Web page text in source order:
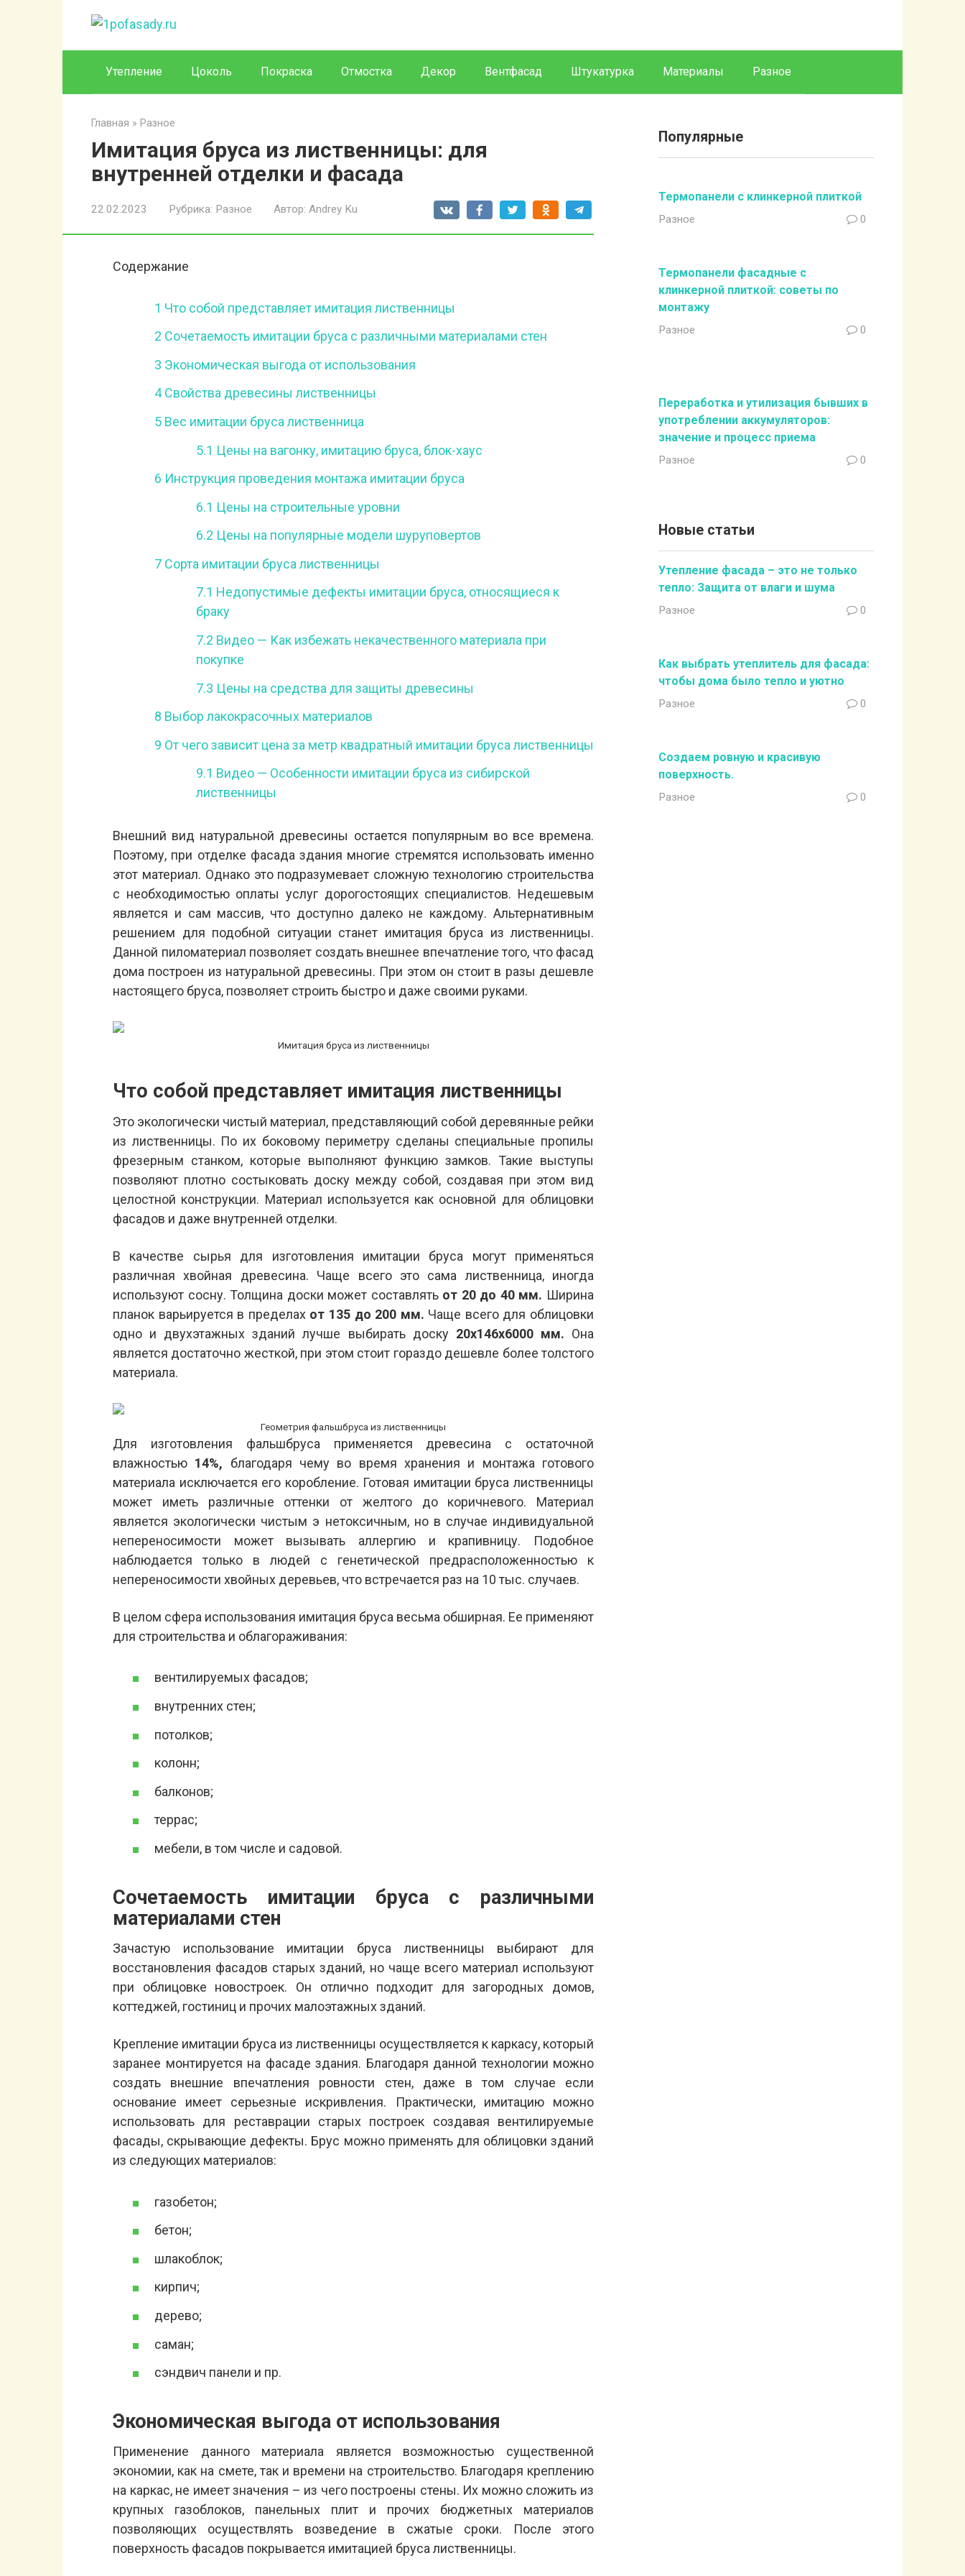
Утепление Цоколь Покраска Отмостка Декор Вентфасад Штукатурка Материалы Разное
Главная » Разное
Имитация бруса из лиственницы: для
внутренней отделки и фасада
22.02.2023 Рубрика: Разное Автор: Andrey Ku
Содержание
1 Что собой представляет имитация лиственницы
2 Сочетаемость имитации бруса с различными материалами стен
3 Экономическая выгода от использования
4Свойства древесины лиственницы
5 Вес имитации бруса лиственница
5.1 Цены на вагонку, имитацию бруса, блок-хаус
6 Инструкция проведения монтажа имитации бруса
6.1 Цены на строительные уровни
6.2 Цены на популярные модели шуруповертов
7 Сорта имитации бруса лиственницы
7.1 Недопустимые дефекты имитации бруса, относящиеся к
браку
7.2 Видео — Как избежать некачественного материала при
покупке
7.3 Цены на средства для защиты древесины
8 Выбор лакокрасочных материалов
9 От чего зависит цена за метр квадратный имитации бруса лиственницы
9.1 Видео — Особенности имитации бруса из сибирской
лиственницы
Внешний вид натуральной древесины остается популярным во все времена.
Поэтому, при отделке фасада здания многие стремятся использовать именно
этот материал. Однако это подразумевает сложную технологию строительства
с необходимостью оплаты услуг дорогостоящих специалистов. Недешевым
является и сам массив, что доступно далеко не каждому. Альтернативным
решением для подобной ситуации станет имитация бруса из лиственницы.
Данной пиломатериал позволяет создать внешнее впечатление того, что фасад
дома построен из натуральной древесины. При этом он стоит в разы дешевле
настоящего бруса, позволяет строить быстро и даже своими руками.
Имитация бруса из лиственницы
Что собой представляет имитация лиственницы
Это экологически чистый материал, представляющий собой деревянные рейки
из лиственницы. По их боковому периметру сделаны специальные пропилы
фрезерным станком, которые выполняют функцию замков. Такие выступы
позволяют плотно состыковать доску между собой, создавая при этом вид
целостной конструкции. Материал используется как основной для облицовки
фасадов и даже внутренней отделки.
В качестве сырья для изготовления имитации бруса могут применяться
различная хвойная древесина. Чаще всего это сама лиственница, иногда
используют сосну. Толщина доски может составлять от 20 до 40 мм. Ширина
планок варьируется в пределах от 135 до 200 мм. Чаще всего для облицовки
одно и двухэтажных зданий лучше выбирать доску 20x146x6000 мм. Она
является достаточно жесткой, при этом стоит гораздо дешевле более толстого
материала.
Геометрия фальшбруса из лиственницы
Для изготовления фальшбруса применяется древесина с остаточной
влажностью 14%, благодаря чему во время хранения и монтажа готового
материала исключается его коробление. Готовая имитации бруса лиственницы
может иметь различные оттенки от желтого до коричневого. Материал
является экологически чистым э нетоксичным, но в случае индивидуальной
непереносимости может вызывать аллергию и крапивницу. Подобное
наблюдается только в людей с генетической предрасположенностью к
непереносимости хвойных деревьев, что встречается раз на 10 тыс. случаев.
В целом сфера использования имитация бруса весьма обширная. Ее применяют
для строительства и облагораживания:
вентилируемых фасадов;
внутренних стен;
потолков;
колонн;
балконов;
террас;
мебели, в том числе и садовой.
Сочетаемость имитации бруса с различными
материалами стен
Зачастую использование имитации бруса лиственницы выбирают для
восстановления фасадов старых зданий, но чаще всего материал используют
при облицовке новостроек. Он отлично подходит для загородных домов,
коттеджей, гостиниц и прочих малоэтажных зданий.
Крепление имитации бруса из лиственницы осуществляется к каркасу, который
заранее монтируется на фасаде здания. Благодаря данной технологии можно
создать внешние впечатления ровности стен, даже в том случае если
основание имеет серьезные искривления. Практически, имитацию можно
использовать для реставрации старых построек создавая вентилируемые
фасады, скрывающие дефекты. Брус можно применять для облицовки зданий
из следующих материалов:
газобетон;
бетон;
шлакоблок;
кирпич;
дерево;
саман;
сэндвич панели и пр.
Экономическая выгода от использования
Применение данного материала является возможностью существенной
экономии, как на смете, так и времени на строительство. Благодаря креплению
на каркас, не имеет значения – из чего построены стены. Их можно сложить из
крупных газоблоков, панельных плит и прочих бюджетных материалов
позволяющих осуществлять возведение в сжатые сроки. После этого
поверхность фасадов покрывается имитацией бруса лиственницы.
Популярные
Термопанели с клинкерной плиткой
Разное 0
Термопанели фасадные с
клинкерной плиткой: советы по
монтажу
Разное 0
Переработка и утилизация бывших в
употреблении аккумуляторов:
значение и процесс приема
Разное 0
Новые статьи
Утепление фасада – это не только
тепло: Защита от влаги и шума
Разное 0
Как выбрать утеплитель для фасада:
чтобы дома было тепло и уютно
Разное 0
Создаем ровную и красивую
поверхность.
Разное 0